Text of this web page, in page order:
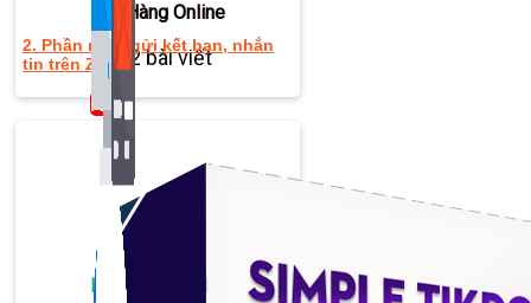
Bán Hàng Online
2,632 bài viết
New
Kiến Thức Website
2. Phần mềm gửi kết bạn, nhắn
tin trên Zalo